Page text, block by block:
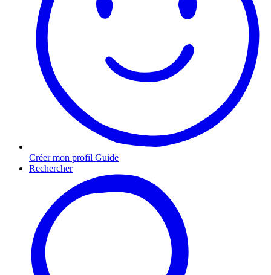
Créer mon profil Guide
Rechercher